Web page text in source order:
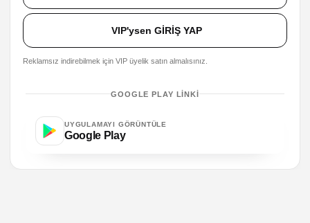
VIP'ysen GİRİŞ YAP
Reklamsız indirebilmek için VIP üyelik satın almalısınız.
GOOGLE PLAY LINKI
UYGULAMAYI GÖRÜNTÜLE
Google Play